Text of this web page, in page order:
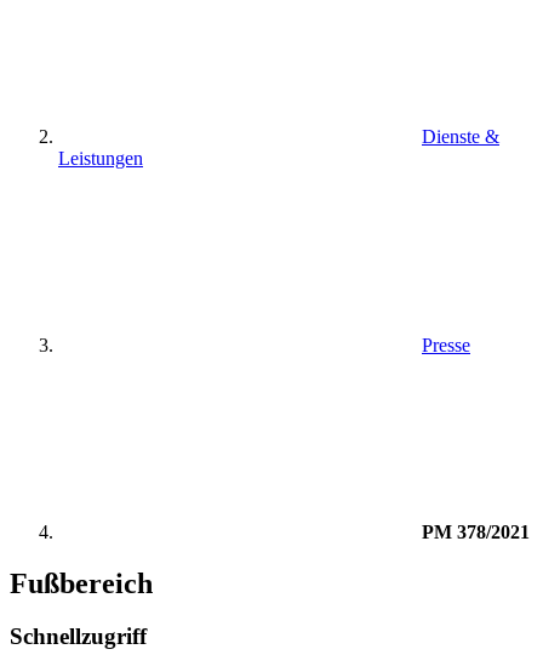
Dienste &
Leistungen
Presse
PM 378/2021
Fußbereich
Schnellzugriff